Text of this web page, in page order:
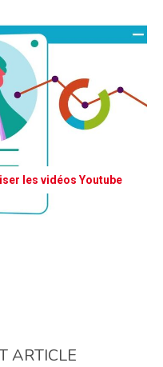
les vidéos Youtube
ARTICLE